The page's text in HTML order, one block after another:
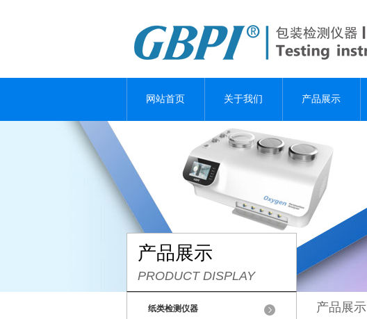
网站首页 关于我们 产品展示
产品展示
PRODUCT DISPLAY
纸类检测仪器 产品展示